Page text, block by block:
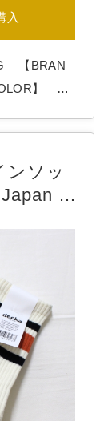
入
のB
込み型ポ
ンソッ
Li